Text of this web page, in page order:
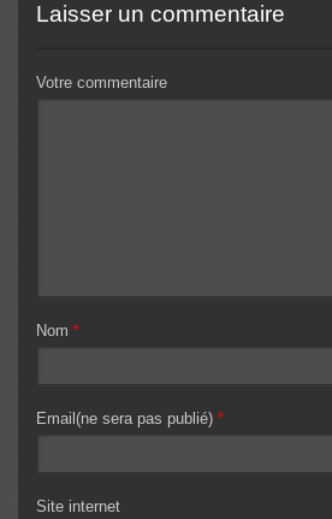
Laisser un commentaire
Votre commentaire
Nom *
Email(ne sera pas publié) *
Site internet